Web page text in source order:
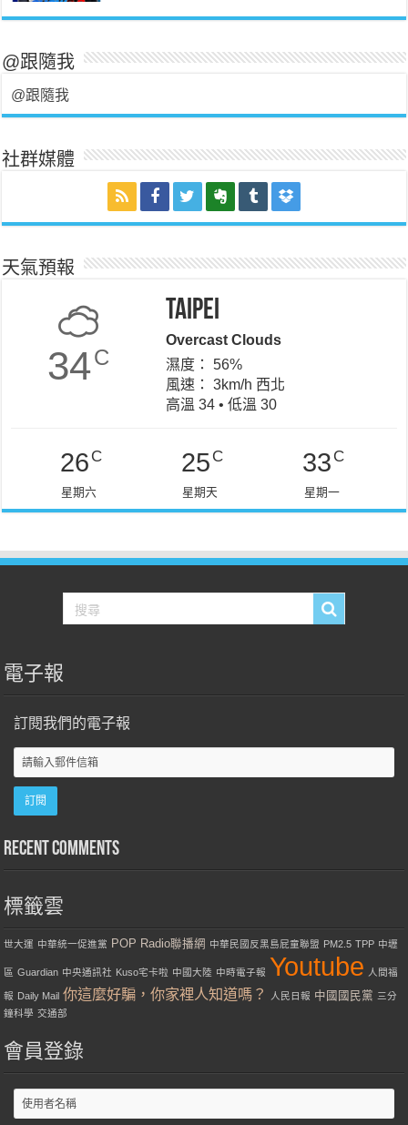
@跟隨我
@跟隨我
社群媒體
天氣預報
34C
Taipei
Overcast Clouds
濕度： 56%
風速： 3km/h 西北
高溫 34 • 低溫 30
26 C
星期六
25 C
星期天
33 C
星期一
電子報
訂閱我們的電子報
Recent Comments
標籤雲
世大運 中華統一促進黨 POP Radio聯播網 中華民國反黑島屁童聯盟 PM2.5 TPP 中壢
區 Guardian 中央通訊社 Kuso宅卡啦 中國大陸 中時電子報 Youtube 人間福
報 Daily Mail 你這麼好騙，你家裡人知道嗎？ 人民日報 中國國民黨 三分
鐘科學 交通部
會員登錄